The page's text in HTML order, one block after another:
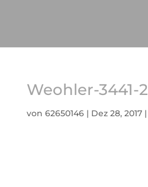
Weohler-3441-2
von 62650146| Dez 28, 2017|